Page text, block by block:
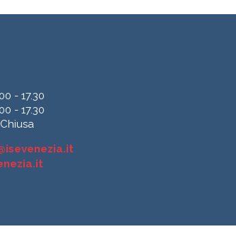
- 17.30
- 17.30
Chiusa